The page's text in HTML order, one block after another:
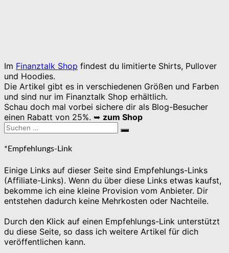
Im Finanztalk Shop findest du limitierte Shirts, Pullover
und Hoodies.
Die Artikel gibt es in verschiedenen Größen und Farben
und sind nur im Finanztalk Shop erhältlich.
Schau doch mal vorbei sichere dir als Blog-Besucher
einen Rabatt von 25%. ➥ zum Shop
Suchen
Suchen
*Empfehlungs-Link
Einige Links auf dieser Seite sind Empfehlungs-Links
(Affiliate-Links). Wenn du über diese Links etwas kaufst,
bekomme ich eine kleine Provision vom Anbieter. Dir
entstehen dadurch keine Mehrkosten oder Nachteile.
Durch den Klick auf einen Empfehlungs-Link unterstützt
du diese Seite, so dass ich weitere Artikel für dich
veröffentlichen kann.